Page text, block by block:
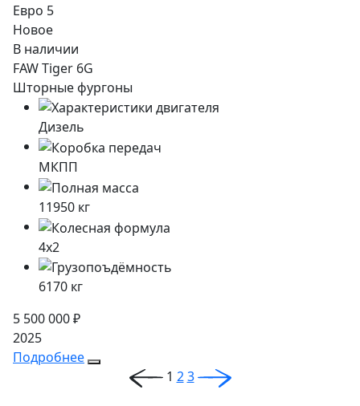
Евро 5
Новое
В наличии
FAW Tiger 6G
Шторные фургоны
Дизель
МКПП
11950 кг
4x2
6170 кг
5 500 000 ₽
2025
Подробнее
1 2 3